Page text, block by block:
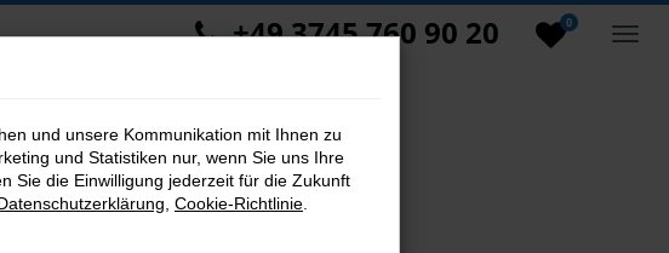
0
+49 3745 760 90 20
und unsere Kommunikation mit Ihnen zu
und Statistiken nur, wenn Sie uns Ihre
Sie die Einwilligung jederzeit für die Zukunft
Cookie-Richtlinie